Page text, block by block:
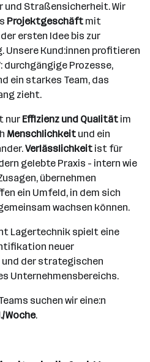
und Straßensicherheit. Wir
Projektgeschäft mit
ersten Idee bis zur
Kund:innen profitieren
durchgängige Prozesse,
ein starkes Team, das
zieht.
nur Effizienz und Qualität im
Menschlichkeit und ein
Verlässlichkeit ist für
gelebte Praxis - intern wie
übernehmen
ein Umfeld, in dem sich
wachsen können.
Lagertechnik spielt eine
neuer
der strategischen
Unternehmensbereichs.
suchen wir eine:n
Woche.